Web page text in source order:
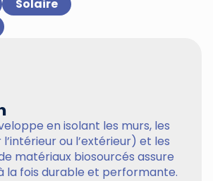
Solaire
en isolant les murs, les
ou l’extérieur) et les
matériaux biosourcés assure
la fois durable et performante.